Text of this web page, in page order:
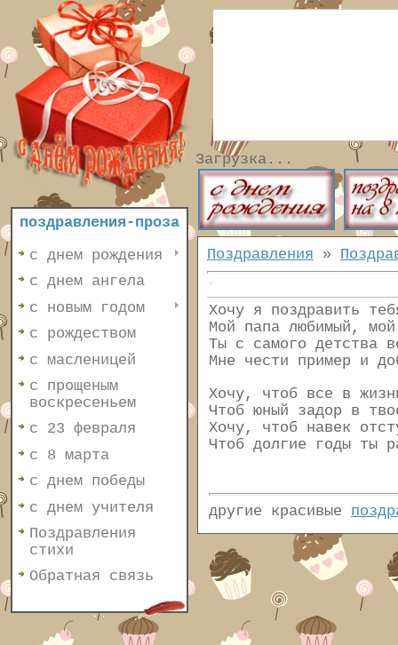
поздравления-проза
с днем рождения
с днем ангела
с новым годом
с рождеством
с масленицей
с прощеным
воскресеньем
с 23 февраля
с 8 марта
с днем победы
с днем учителя
Поздравления
стихи
Обратная связь
Загрузка...
Поздравления »
Хочу я поздравить
Мой папа любимый,
Ты с самого детства
Мне чести пример и
Хочу, чтоб все в
Чтоб юный задор в
Хочу, чтоб навек
Чтоб долгие годы ты
другие красивые